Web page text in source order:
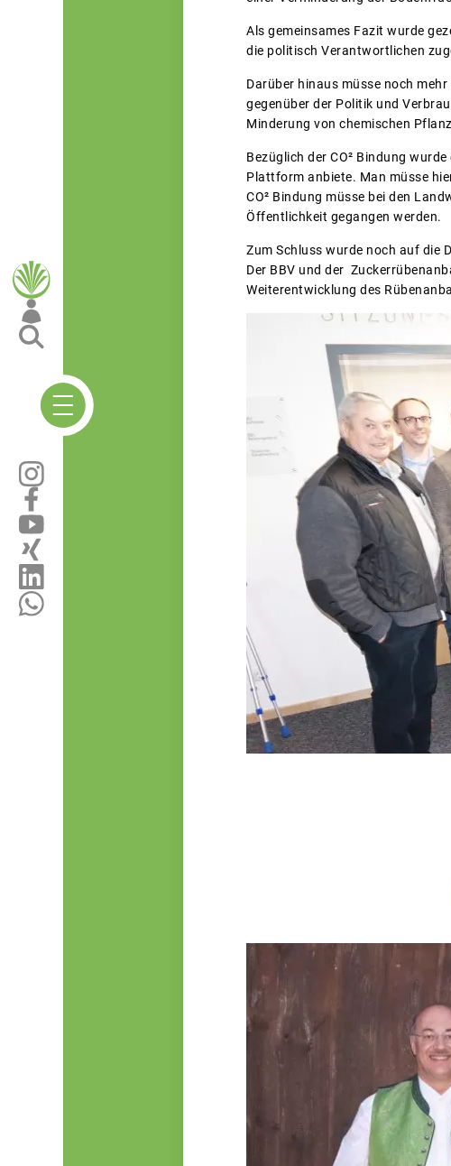
Als gemeinsames Fazit wurde
die politisch Verantwortlichen
Darüber hinaus müsse noch
gegenüber der Politik und
Minderung von chemischen
Bezüglich der CO² Bindung
Plattform anbiete. Man müsse
CO² Bindung müsse bei den
Öffentlichkeit gegangen werden.
Zum Schluss wurde noch auf die
Der BBV und der
Weiterentwicklung des